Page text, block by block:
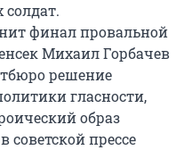
солдат.
финал провальной
Михаил Горбачев
решение
гласности,
образ
советской прессе